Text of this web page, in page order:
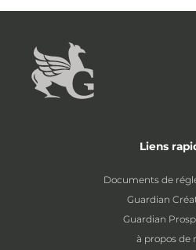
Liens
Documents de
Guardian
Guardian
à propos de